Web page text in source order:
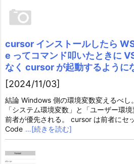
cursor インストールしたら
e ってコマンド叩いたときに
なく cursor が起動するように
[2024/11/03]
結論 Windows 側の環境変数変えるべし
「システム環境変数」と「ユーザー環境
前者が優先される。 cursor は前者にセ
Code …[続きを読む]